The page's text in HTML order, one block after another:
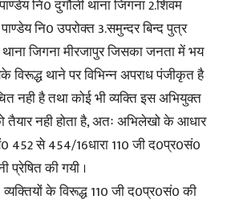
नि0 दुगौली थाना जिगना 2.शिवम
नि0 उपरोक्त 3.समुन्दर बिन्द पुत्र
थाना जिगना मीरजापुर जिसका जनता में भय
थाने पर विभिन्न अपराध पंजीकृत है
नही है तथा कोई भी व्यक्ति इस अभियुक्त
तैयार नही होता है, अतः अभिलेखो के आधार
452 से 454/16धारा 110 जी द0प्र0सं0
प्रेषित की गयी ।
के विरूद्ध 110 जी द0प्र0सं0 की